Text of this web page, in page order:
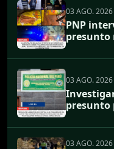
03 AGO.
PNP
presunto
03 AGO.
presunto
03 AGO.